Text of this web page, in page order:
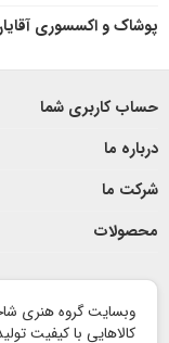
پوشاک و اکسسوری
انواع رو میزی
لیوان و ماگ
حساب کاربری شما
درباره ما
شرکت ما
محصولات
وبسایت گروه هنری